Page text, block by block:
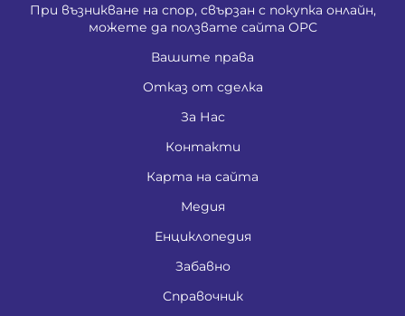
При възникване на спор, свързан с покупка онлайн,
можете да ползвате сайта ОРС
Вашите права
Отказ от сделка
За Нас
Контакти
Карта на сайта
Медия
Енциклопедия
Забавно
Справочник